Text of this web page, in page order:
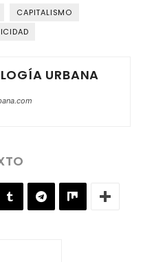
CAPITALISMO
URBANA